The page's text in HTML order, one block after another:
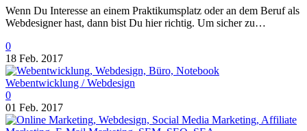
Wenn Du Interesse an einem Praktikumsplatz oder an dem Beruf als
Webdesigner hast, dann bist Du hier richtig. Um sicher zu…
0
18 Feb. 2017
Webentwicklung / Webdesign
0
01 Feb. 2017